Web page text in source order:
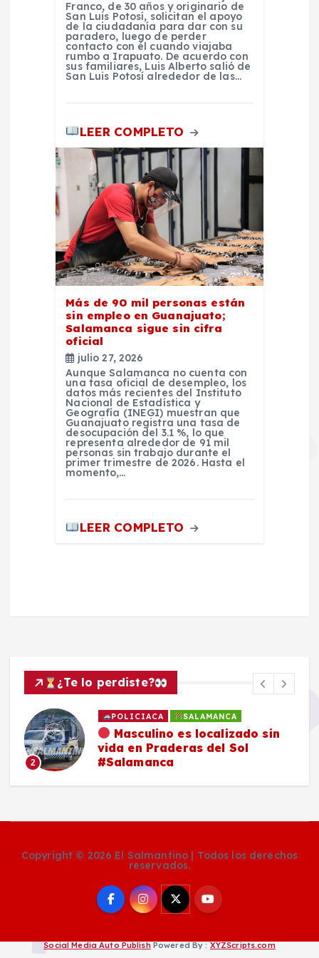
Franco, de 30 años y originario de
San Luis Potosí, solicitan el apoyo
de la ciudadanía para dar con su
paradero, luego de perder
contacto con él cuando viajaba
rumbo a Irapuato. De acuerdo con
sus familiares, Luis Alberto salió de
San Luis Potosí alrededor de las…
LEER COMPLETO
Más de 90 mil personas están
sin empleo en Guanajuato;
Salamanca sigue sin cifra
oficial
julio 27, 2026
Aunque Salamanca no cuenta con
una tasa oficial de desempleo, los
datos más recientes del Instituto
Nacional de Estadística y
Geografía (INEGI) muestran que
Guanajuato registra una tasa de
desocupación del 3.1 %, lo que
representa alrededor de 91 mil
personas sin trabajo durante el
primer trimestre de 2026. Hasta el
momento,…
LEER COMPLETO
¿Te lo perdiste?
2
POLICIACA SALAMANCA
Masculino es localizado sin
vida en Praderas del Sol
#Salamanca
Copyright © 2026 El Salmantino | Todos los derechos
reservados.
Social Media Auto Publish Powered By : XYZScripts.com